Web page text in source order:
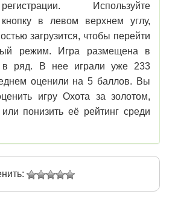
регистрации. Используйте
кнопку в левом верхнем углу,
загрузится, чтобы перейти
режим. Игра размещена в
в ряд. В нее играли уже 233
оценили на 5 баллов. Вы
игру Охота за золотом,
понизить её рейтинг среди